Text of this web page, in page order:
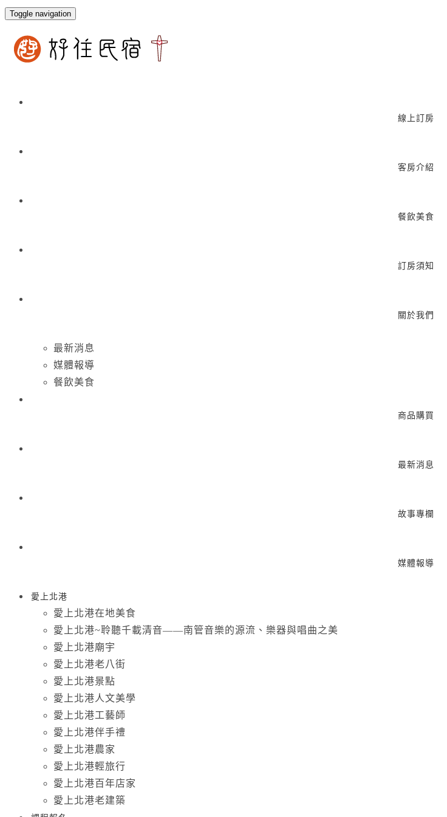
Toggle navigation
線上訂房
客房介紹
餐飲美食
訂房須知
關於我們
最新消息
媒體報導
餐飲美食
商品購買
最新消息
故事專欄
媒體報導
愛上北港
愛上北港在地美食
愛上北港~聆聽千載清音——南管音樂的源流、樂器與唱曲之美
愛上北港廟宇
愛上北港老八街
愛上北港景點
愛上北港人文美學
愛上北港工藝師
愛上北港伴手禮
愛上北港農家
愛上北港輕旅行
愛上北港百年店家
愛上北港老建築